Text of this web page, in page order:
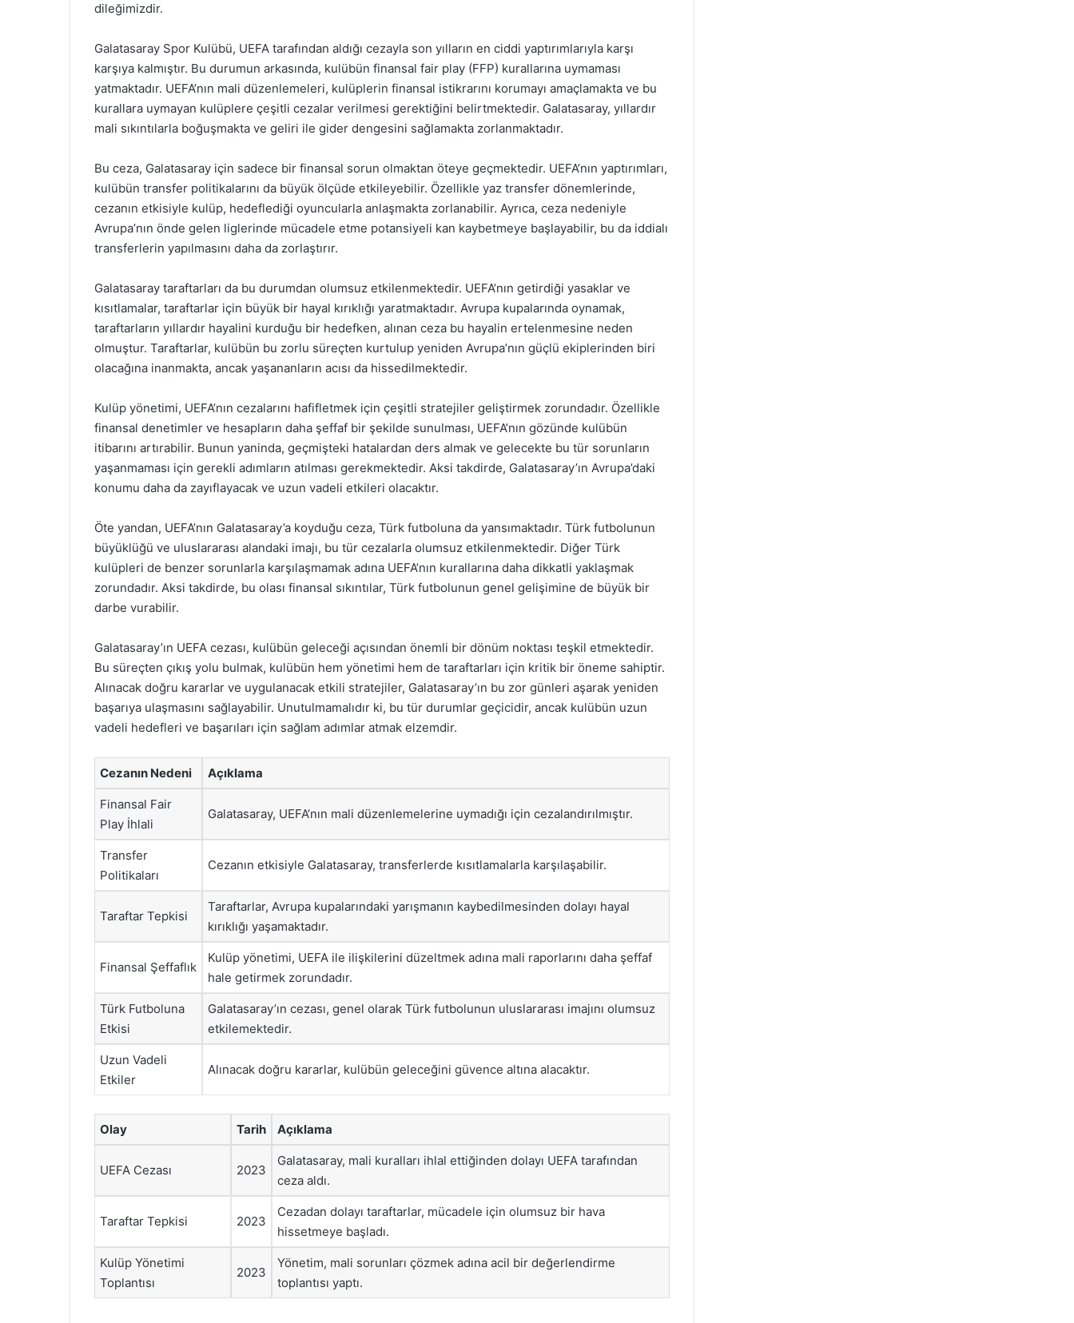
dileğimizdir.
Galatasaray Spor Kulübü, UEFA tarafından aldığı cezayla son yılların en ciddi yaptırımlarıyla karşı
karşıya kalmıştır. Bu durumun arkasında, kulübün finansal fair play (FFP) kurallarına uymaması
yatmaktadır. UEFA’nın mali düzenlemeleri, kulüplerin finansal istikrarını korumayı amaçlamakta ve bu
kurallara uymayan kulüplere çeşitli cezalar verilmesi gerektiğini belirtmektedir. Galatasaray, yıllardır
mali sıkıntılarla boğuşmakta ve geliri ile gider dengesini sağlamakta zorlanmaktadır.
Bu ceza, Galatasaray için sadece bir finansal sorun olmaktan öteye geçmektedir. UEFA’nın yaptırımları,
kulübün transfer politikalarını da büyük ölçüde etkileyebilir. Özellikle yaz transfer dönemlerinde,
cezanın etkisiyle kulüp, hedeflediği oyuncularla anlaşmakta zorlanabilir. Ayrıca, ceza nedeniyle
Avrupa’nın önde gelen liglerinde mücadele etme potansiyeli kan kaybetmeye başlayabilir, bu da iddialı
transferlerin yapılmasını daha da zorlaştırır.
Galatasaray taraftarları da bu durumdan olumsuz etkilenmektedir. UEFA’nın getirdiği yasaklar ve
kısıtlamalar, taraftarlar için büyük bir hayal kırıklığı yaratmaktadır. Avrupa kupalarında oynamak,
taraftarların yıllardır hayalini kurduğu bir hedefken, alınan ceza bu hayalin ertelenmesine neden
olmuştur. Taraftarlar, kulübün bu zorlu süreçten kurtulup yeniden Avrupa’nın güçlü ekiplerinden biri
olacağına inanmakta, ancak yaşananların acısı da hissedilmektedir.
Kulüp yönetimi, UEFA’nın cezalarını hafifletmek için çeşitli stratejiler geliştirmek zorundadır. Özellikle
finansal denetimler ve hesapların daha şeffaf bir şekilde sunulması, UEFA’nın gözünde kulübün
itibarını artırabilir. Bunun yaninda, geçmişteki hatalardan ders almak ve gelecekte bu tür sorunların
yaşanmaması için gerekli adımların atılması gerekmektedir. Aksi takdirde, Galatasaray’ın Avrupa’daki
konumu daha da zayıflayacak ve uzun vadeli etkileri olacaktır.
Öte yandan, UEFA’nın Galatasaray’a koyduğu ceza, Türk futboluna da yansımaktadır. Türk futbolunun
büyüklüğü ve uluslararası alandaki imajı, bu tür cezalarla olumsuz etkilenmektedir. Diğer Türk
kulüpleri de benzer sorunlarla karşılaşmamak adına UEFA’nın kurallarına daha dikkatli yaklaşmak
zorundadır. Aksi takdirde, bu olası finansal sıkıntılar, Türk futbolunun genel gelişimine de büyük bir
darbe vurabilir.
Galatasaray’ın UEFA cezası, kulübün geleceği açısından önemli bir dönüm noktası teşkil etmektedir.
Bu süreçten çıkış yolu bulmak, kulübün hem yönetimi hem de taraftarları için kritik bir öneme sahiptir.
Alınacak doğru kararlar ve uygulanacak etkili stratejiler, Galatasaray’ın bu zor günleri aşarak yeniden
başarıya ulaşmasını sağlayabilir. Unutulmamalıdır ki, bu tür durumlar geçicidir, ancak kulübün uzun
vadeli hedefleri ve başarıları için sağlam adımlar atmak elzemdir.
Cezanın Nedeni Açıklama
Finansal Fair
Play İhlali
Galatasaray, UEFA’nın mali düzenlemelerine uymadığı için cezalandırılmıştır.
Transfer
Politikaları
Cezanın etkisiyle Galatasaray, transferlerde kısıtlamalarla karşılaşabilir.
Taraftar Tepkisi
Taraftarlar, Avrupa kupalarındaki yarışmanın kaybedilmesinden dolayı hayal
kırıklığı yaşamaktadır.
Finansal Şeffaflık
Kulüp yönetimi, UEFA ile ilişkilerini düzeltmek adına mali raporlarını daha şeffaf
hale getirmek zorundadır.
Türk Futboluna
Etkisi
Galatasaray’ın cezası, genel olarak Türk futbolunun uluslararası imajını olumsuz
etkilemektedir.
Uzun Vadeli
Etkiler
Alınacak doğru kararlar, kulübün geleceğini güvence altına alacaktır.
Olay Tarih Açıklama
UEFA Cezası 2023
Galatasaray, mali kuralları ihlal ettiğinden dolayı UEFA tarafından
ceza aldı.
Taraftar Tepkisi 2023
Cezadan dolayı taraftarlar, mücadele için olumsuz bir hava
hissetmeye başladı.
Kulüp Yönetimi
Toplantısı
2023
Yönetim, mali sorunları çözmek adına acil bir değerlendirme
toplantısı yaptı.